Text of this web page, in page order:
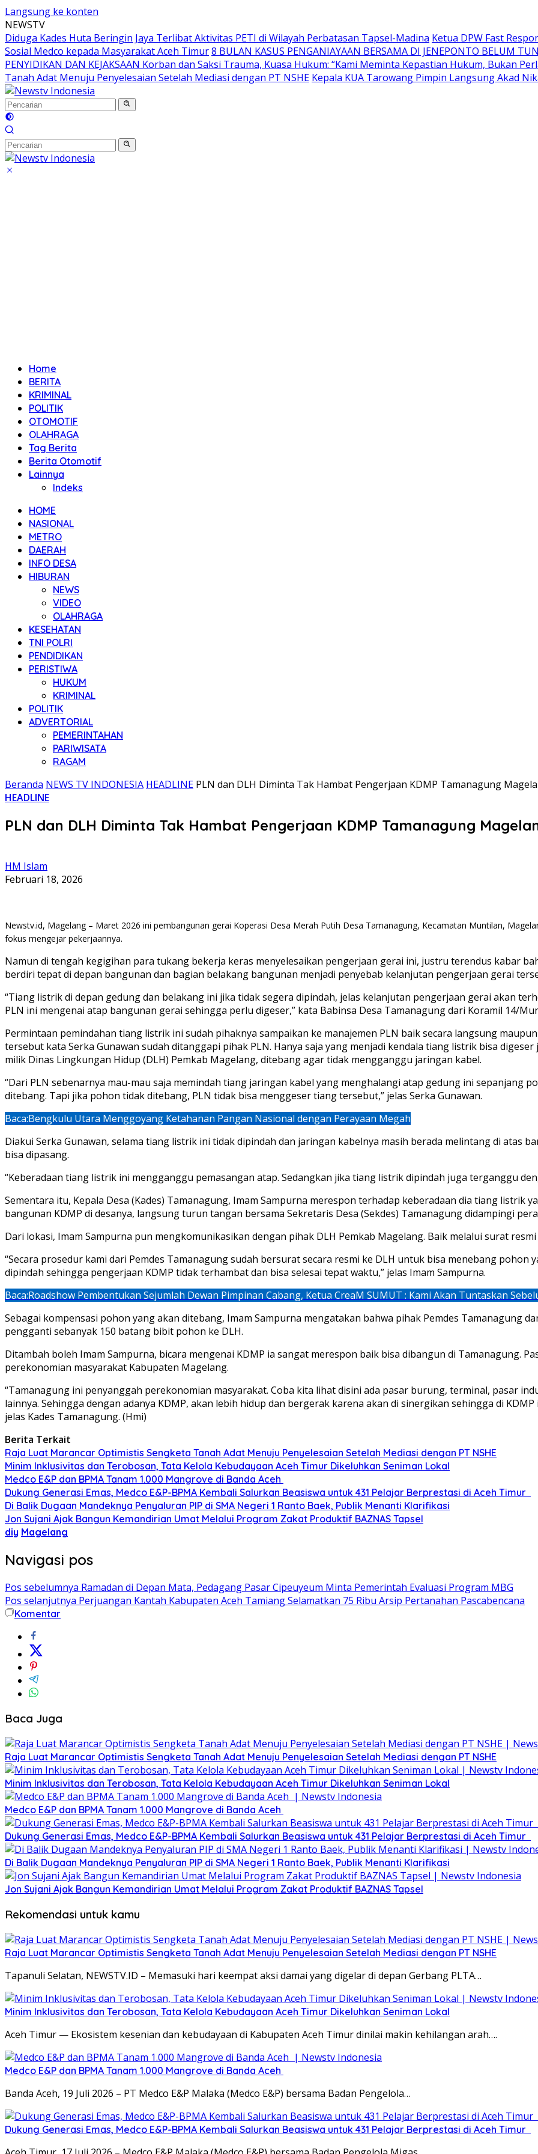
Langsung ke konten
NEWSTV
Diduga Kades Huta Beringin Jaya Terlibat Aktivitas PETI di Wilayah Perbatasan Tapsel-Madina Ketua DPW Fast
Sosial Medco kepada Masyarakat Aceh Timur8 BULAN KASUS PENGANIAYAAN BERSAMA DI JENEPONTO BELUM
PENYIDIKAN DAN KEJAKSAAN Korban dan Saksi Trauma, Kuasa Hukum: “Kami Meminta Kepastian Hukum, Bukan
Tanah Adat Menuju Penyelesaian Setelah Mediasi dengan PT NSHE Kepala KUA Tarowang Pimpin Langsung Akad
Home
BERITA
KRIMINAL
POLITIK
OTOMOTIF
OLAHRAGA
Tag Berita
Berita Otomotif
Lainnya
Indeks
HOME
NASIONAL
METRO
DAERAH
INFO DESA
HIBURAN
NEWS
VIDEO
OLAHRAGA
KESEHATAN
TNI POLRI
PENDIDIKAN
PERISTIWA
HUKUM
KRIMINAL
POLITIK
ADVERTORIAL
PEMERINTAHAN
PARIWISATA
RAGAM
Beranda NEWS TV INDONESIA HEADLINE PLN dan DLH Diminta Tak Hambat Pengerjaan KDMP Tamanagung
HEADLINE
PLN dan DLH Diminta Tak Hambat Pengerjaan KDMP Tamanagung
HM Islam
Februari 18, 2026
Newstv.id, Magelang – Maret 2026 ini pembangunan gerai Koperasi Desa Merah Putih Desa Tamanagung, Kecamatan Muntilan,
fokus mengejar pekerjaannya.
Namun di tengah kegigihan para tukang bekerja keras menyelesaikan pengerjaan gerai ini, justru terendus kabar
berdiri tepat di depan bangunan dan bagian belakang bangunan menjadi penyebab kelanjutan pengerjaan gerai
“Tiang listrik di depan gedung dan belakang ini jika tidak segera dipindah, jelas kelanjutan pengerjaan gerai akan
PLN ini mengenai atap bangunan gerai sehingga perlu digeser,” kata Babinsa Desa Tamanagung dari Koramil 14/
Permintaan pemindahan tiang listrik ini sudah pihaknya sampaikan ke manajemen PLN baik secara langsung
tersebut kata Serka Gunawan sudah ditanggapi pihak PLN. Hanya saja yang menjadi kendala tiang listrik bisa
milik Dinas Lingkungan Hidup (DLH) Pemkab Magelang, ditebang agar tidak mengganggu jaringan kabel.
“Dari PLN sebenarnya mau-mau saja memindah tiang jaringan kabel yang menghalangi atap gedung ini sepanjang
ditebang. Tapi jika pohon tidak ditebang, PLN tidak bisa menggeser tiang tersebut,” jelas Serka Gunawan.
Baca:Bengkulu Utara Menggoyang Ketahanan Pangan Nasional dengan Perayaan Megah
Diakui Serka Gunawan, selama tiang listrik ini tidak dipindah dan jaringan kabelnya masih berada melintang di atas
bisa dipasang.
“Keberadaan tiang listrik ini mengganggu pemasangan atap. Sedangkan jika tiang listrik dipindah juga terganggu
Sementara itu, Kepala Desa (Kades) Tamanagung, Imam Sampurna merespon terhadap keberadaan dia tiang listrik
bangunan KDMP di desanya, langsung turun tangan bersama Sekretaris Desa (Sekdes) Tamanagung didampingi
Dari lokasi, Imam Sampurna pun mengkomunikasikan dengan pihak DLH Pemkab Magelang. Baik melalui surat
“Secara prosedur kami dari Pemdes Tamanagung sudah bersurat secara resmi ke DLH untuk bisa menebang
dipindah sehingga pengerjaan KDMP tidak terhambat dan bisa selesai tepat waktu,” jelas Imam Sampurna.
Baca:Roadshow Pembentukan Sejumlah Dewan Pimpinan Cabang, Ketua CreaM SUMUT : Kami Akan Tuntaskan
Sebagai kompensasi pohon yang akan ditebang, Imam Sampurna mengatakan bahwa pihak Pemdes Tamanagung
pengganti sebanyak 150 batang bibit pohon ke DLH.
Ditambah boleh Imam Sampurna, bicara mengenai KDMP ia sangat merespon baik bisa dibangun di Tamanagung.
perekonomian masyarakat Kabupaten Magelang.
“Tamanagung ini penyanggah perekonomian masyarakat. Coba kita lihat disini ada pasar burung, terminal, pasar
lainnya. Sehingga dengan adanya KDMP, akan lebih hidup dan bergerak karena akan di sinergikan sehingga di
jelas Kades Tamanagung. (Hmi)
Berita Terkait
Raja Luat Marancar Optimistis Sengketa Tanah Adat Menuju Penyelesaian Setelah Mediasi dengan PT NSHE
Minim Inklusivitas dan Terobosan, Tata Kelola Kebudayaan Aceh Timur Dikeluhkan Seniman Lokal
Medco E&P dan BPMA Tanam 1.000 Mangrove di Banda Aceh
Dukung Generasi Emas, Medco E&P-BPMA Kembali Salurkan Beasiswa untuk 431 Pelajar Berprestasi di Aceh Timur ‎
Di Balik Dugaan Mandeknya Penyaluran PIP di SMA Negeri 1 Ranto Baek, Publik Menanti Klarifikasi
Jon Sujani Ajak Bangun Kemandirian Umat Melalui Program Zakat Produktif BAZNAS Tapsel
diy Magelang
Navigasi pos
Pos sebelumnya Ramadan di Depan Mata, Pedagang Pasar Cipeuyeum Minta Pemerintah Evaluasi Program MBG
Pos selanjutnya Perjuangan Kantah Kabupaten Aceh Tamiang Selamatkan 75 Ribu Arsip Pertanahan Pascabencana
Komentar
Baca Juga
Raja Luat Marancar Optimistis Sengketa Tanah Adat Menuju Penyelesaian Setelah Mediasi dengan PT NSHE
Minim Inklusivitas dan Terobosan, Tata Kelola Kebudayaan Aceh Timur Dikeluhkan Seniman Lokal
Medco E&P dan BPMA Tanam 1.000 Mangrove di Banda Aceh
Dukung Generasi Emas, Medco E&P-BPMA Kembali Salurkan Beasiswa untuk 431 Pelajar Berprestasi di Aceh Timur ‎
Di Balik Dugaan Mandeknya Penyaluran PIP di SMA Negeri 1 Ranto Baek, Publik Menanti Klarifikasi
Jon Sujani Ajak Bangun Kemandirian Umat Melalui Program Zakat Produktif BAZNAS Tapsel
Rekomendasi untuk kamu
Raja Luat Marancar Optimistis Sengketa Tanah Adat Menuju Penyelesaian Setelah Mediasi dengan PT NSHE
Tapanuli Selatan, NEWSTV.ID – Memasuki hari keempat aksi damai yang digelar di depan Gerbang PLTA…
Minim Inklusivitas dan Terobosan, Tata Kelola Kebudayaan Aceh Timur Dikeluhkan Seniman Lokal
Aceh Timur — Ekosistem kesenian dan kebudayaan di Kabupaten Aceh Timur dinilai makin kehilangan arah….
Medco E&P dan BPMA Tanam 1.000 Mangrove di Banda Aceh
Banda Aceh, 19 Juli 2026 – PT Medco E&P Malaka (Medco E&P) bersama Badan Pengelola…
Dukung Generasi Emas, Medco E&P-BPMA Kembali Salurkan Beasiswa untuk 431 Pelajar Berprestasi di Aceh Timur ‎